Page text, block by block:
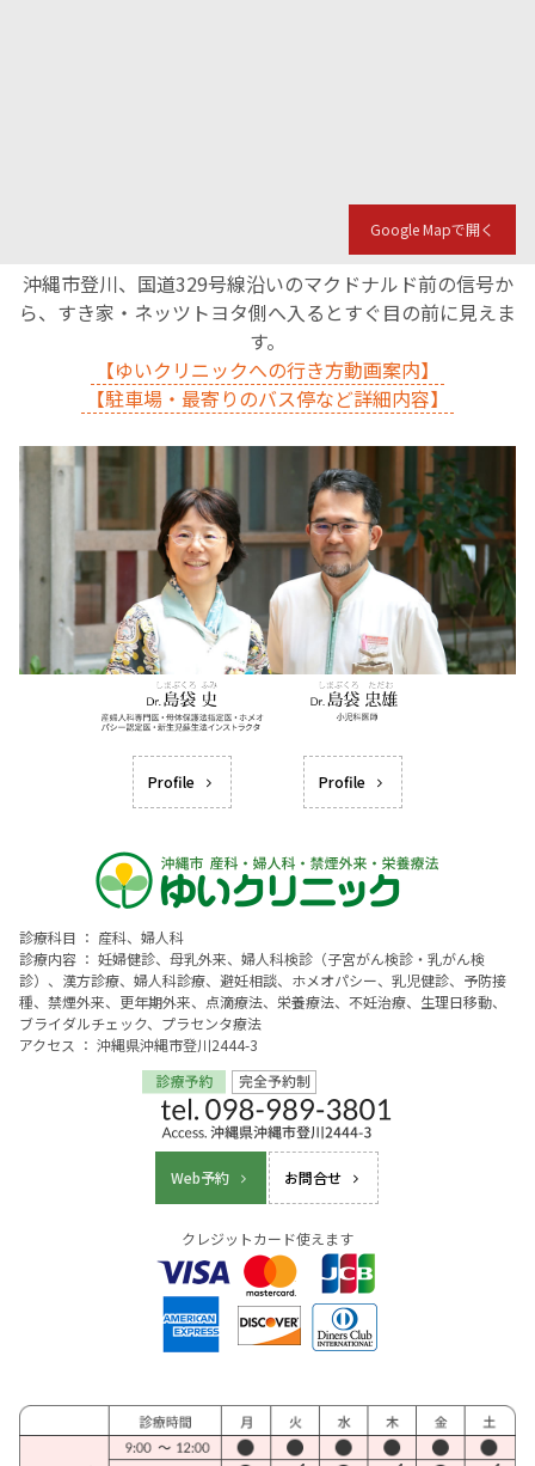
Google Mapで開く
沖縄市登川、国道329号線沿いのマクドナルド前の信号か
ら、すき家・ネッツトヨタ側へ入るとすぐ目の前に見えま
す。
【ゆいクリニックへの行き方動画案内】
【駐車場・最寄りのバス停など詳細内容】
Profile Profile
診療科目 ： 産科、婦人科
診療内容 ： 妊婦健診、母乳外来、婦人科検診（子宮がん検診・乳がん検
診）、漢方診療、婦人科診療、避妊相談、ホメオパシー、乳児健診、予防接
種、禁煙外来、更年期外来、点滴療法、栄養療法、不妊治療、生理日移動、
ブライダルチェック、プラセンタ療法
アクセス ： 沖縄県沖縄市登川2444-3
Web予約 お問合せ
クレジットカード使えます